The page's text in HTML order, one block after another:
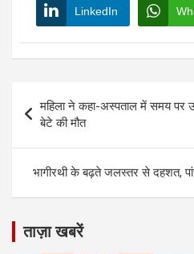
LinkedIn
navigation
महिला ने कहा-अस्पताल में समय
बेटे की मौत
भागीरथी के बढ़ते जलस्तर से दहशत,
ताज़ा खबरें